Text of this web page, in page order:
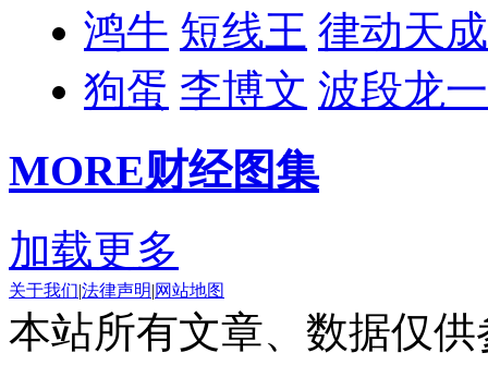
鸿牛 短线王 律动天成
狗蛋 李博文 波段龙一
MORE财经图集
加载更多
关于我们|法律声明|网站地图
本站所有文章、数据仅